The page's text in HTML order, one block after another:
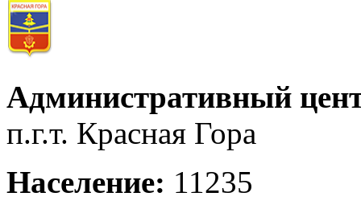
Административный
п.г.т. Красная Гора
Население: 11235